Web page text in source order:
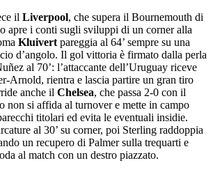
il Liverpool, che supera il Bournemouth di
apre i conti sugli sviluppi di un corner alla
Kluivert pareggia al 64’ sempre su una
d’angolo. Il gol vittoria è firmato dalla perla
al 70’: l’attaccante dell’Uruguay riceve
Arnold, rientra e lascia partire un gran tiro
anche il Chelsea, che passa 2-0 con il
non si affida al turnover e mette in campo
titolari ed evita le eventuali insidie.
al 30’ su corner, poi Sterling raddoppia
un recupero di Palmer sulla trequarti e
al match con un destro piazzato.